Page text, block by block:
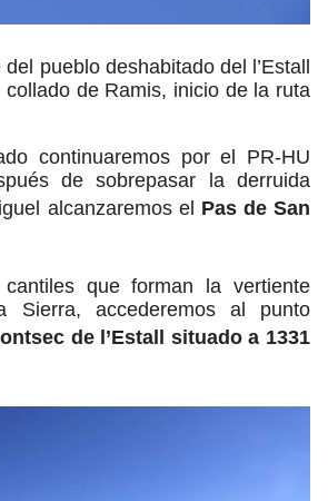
pueblo deshabitado del l’Estall
collado de Ramis, inicio de la ruta
continuaremos por el PR-HU
de sobrepasar la derruida
alcanzaremos el Pas de San
cantiles que forman la vertiente
Sierra, accederemos al punto
de l’Estall situado a 1331